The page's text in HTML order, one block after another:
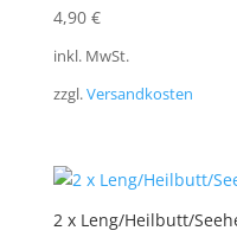
4,90 €
inkl. MwSt.
zzgl.Versandkosten
2 x Leng/Heilbutt/